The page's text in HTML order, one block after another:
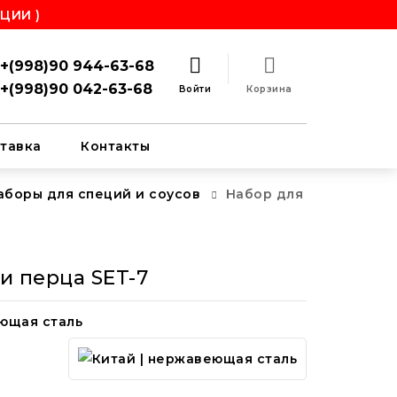
)
Корзина
+(998)90 944-63-68
+(998)90 042-63-68
Войти
Контакты
для специй и соусов
Набор для
перца SET-7
сталь